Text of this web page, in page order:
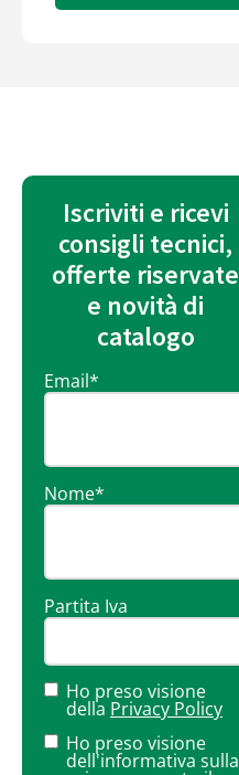
Iscriviti e ricevi
consigli tecnici,
offerte riservate
e novità di
catalogo
Email*
Nome*
Partita Iva
Ho preso visione
della Privacy Policy
Ho preso visione
dell'informativa sulla